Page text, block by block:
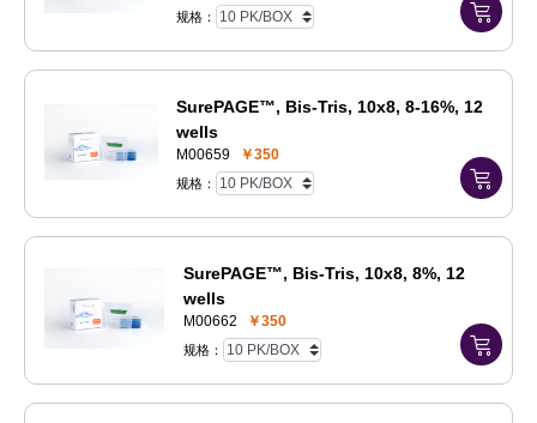
规格：
SurePAGE™, Bis-Tris, 10x8, 8-16%, 12
wells
M00659 ￥350
规格：
SurePAGE™, Bis-Tris, 10x8, 8%, 12
wells
M00662 ￥350
规格：